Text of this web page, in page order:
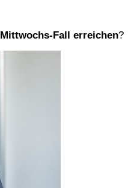
Mitt­wochs-Fall errei­chen?